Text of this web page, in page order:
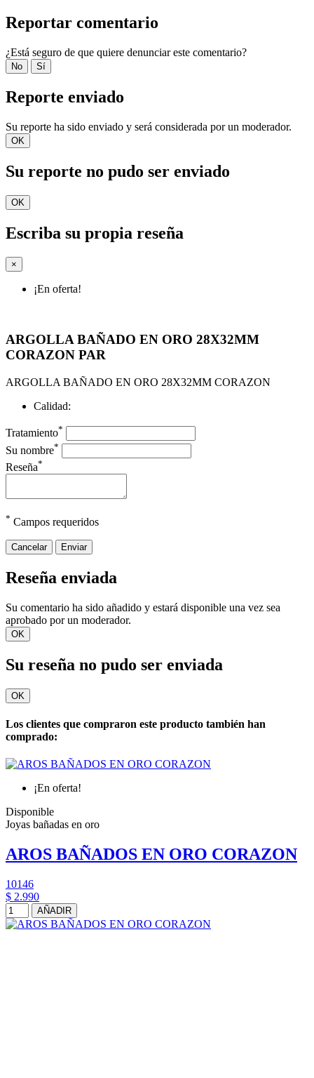
Reportar comentario
¿Está seguro de que quiere denunciar este comentario?
No Sí
Reporte enviado
Su reporte ha sido enviado y será considerada por un moderador.
OK
Su reporte no pudo ser enviado
OK
Escriba su propia reseña
×
¡En oferta!
ARGOLLA BAÑADO EN ORO 28X32MM
CORAZON PAR
ARGOLLA BAÑADO EN ORO 28X32MM CORAZON
Calidad:
Tratamiento*
Su nombre*
Reseña*
* Campos requeridos
Cancelar Enviar
Reseña enviada
Su comentario ha sido añadido y estará disponible una vez sea
aprobado por un moderador.
OK
Su reseña no pudo ser enviada
OK
Los clientes que compraron este producto también han
comprado:
¡En oferta!
Disponible
Joyas bañadas en oro
AROS BAÑADOS EN ORO CORAZON
10146
$ 2.990
AÑADIR